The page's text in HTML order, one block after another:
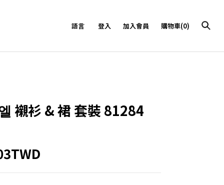
語言 登入 加入會員 購物車(0)
襯衫 & 裙 套裝 81284